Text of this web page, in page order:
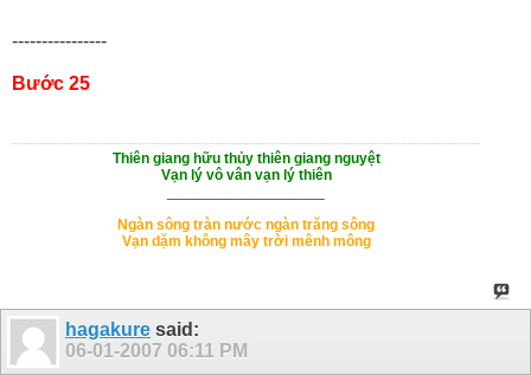
----------------
Bước 25
Thiên giang hữu thủy thiên giang nguyệt
Vạn lý vô vân vạn lý thiên
Ngàn sông tràn nước ngàn trăng sông
Vạn dặm không mây trời mênh mông
hagakure said:
06-01-2007 06:11 PM